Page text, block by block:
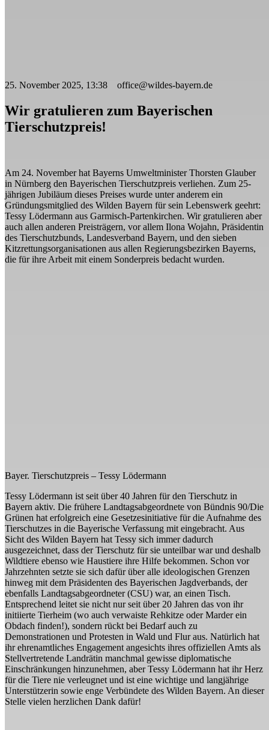
25. November 2025, 13:38 office@wildes-bayern.de
Wir gratulieren zum Bayerischen
Tierschutzpreis!
Am 24. November hat Bayerns Umweltminister Thorsten Glauber
in Nürnberg den Bayerischen Tierschutzpreis verliehen. Zum 25-
jährigen Jubiläum dieses Preises wurde unter anderem ein
Gründungsmitglied des Wilden Bayern für sein Lebenswerk geehrt:
Tessy Lödermann aus Garmisch-Partenkirchen. Wir gratulieren aber
auch allen anderen Preisträgern, vor allem Ilona Wojahn, Präsidentin
des Tierschutzbunds, Landesverband Bayern, und den sieben
Kitzrettungsorganisationen aus allen Regierungsbezirken Bayerns,
die für ihre Arbeit mit einem Sonderpreis bedacht wurden.
Bayer. Tierschutzpreis – Tessy Lödermann
Tessy Lödermann ist seit über 40 Jahren für den Tierschutz in
Bayern aktiv. Die frühere Landtagsabgeordnete von Bündnis 90/Die
Grünen hat erfolgreich eine Gesetzesinitiative für die Aufnahme des
Tierschutzes in die Bayerische Verfassung mit eingebracht. Aus
Sicht des Wilden Bayern hat Tessy sich immer dadurch
ausgezeichnet, dass der Tierschutz für sie unteilbar war und deshalb
Wildtiere ebenso wie Haustiere ihre Hilfe bekommen. Schon vor
Jahrzehnten setzte sie sich dafür über alle ideologischen Grenzen
hinweg mit dem Präsidenten des Bayerischen Jagdverbands, der
ebenfalls Landtagsabgeordneter (CSU) war, an einen Tisch.
Entsprechend leitet sie nicht nur seit über 20 Jahren das von ihr
initiierte Tierheim (wo auch verwaiste Rehkitze oder Marder ein
Obdach finden!), sondern rückt bei Bedarf auch zu
Demonstrationen und Protesten in Wald und Flur aus. Natürlich hat
ihr ehrenamtliches Engagement angesichts ihres offiziellen Amts als
Stellvertretende Landrätin manchmal gewisse diplomatische
Einschränkungen hinzunehmen, aber Tessy Lödermann hat ihr Herz
für die Tiere nie verleugnet und ist eine wichtige und langjährige
Unterstützerin sowie enge Verbündete des Wilden Bayern. An dieser
Stelle vielen herzlichen Dank dafür!